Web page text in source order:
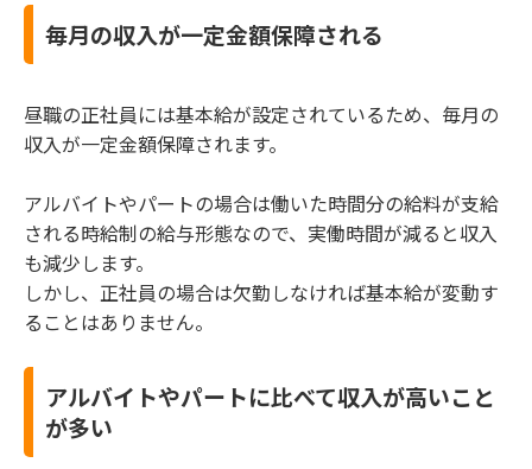
毎月の収入が一定金額保障される
昼職の正社員には基本給が設定されているため、毎月の
収入が一定金額保障されます。
アルバイトやパートの場合は働いた時間分の給料が支給
される時給制の給与形態なので、実働時間が減ると収入
も減少します。
しかし、正社員の場合は欠勤しなければ基本給が変動す
ることはありません。
アルバイトやパートに比べて収入が高いこと
が多い